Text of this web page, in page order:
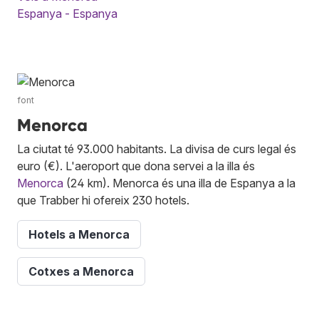
Espanya - Espanya
font
Menorca
La ciutat té 93.000 habitants. La divisa de curs legal és
euro (€). L'aeroport que dona servei a la illa és
Menorca (24 km). Menorca és una illa de Espanya a la
que Trabber hi ofereix 230 hotels.
Hotels a Menorca
Cotxes a Menorca